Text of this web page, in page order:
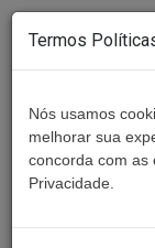
Termos
Nós usamos
melhorar sua
concorda com as
Privacidade.